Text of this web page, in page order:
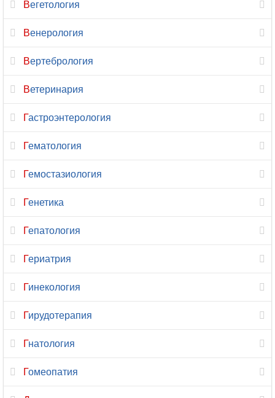
Вегетология
Венерология
Вертебрология
Ветеринария
Гастроэнтерология
Гематология
Гемостазиология
Генетика
Гепатология
Гериатрия
Гинекология
Гирудотерапия
Гнатология
Гомеопатия